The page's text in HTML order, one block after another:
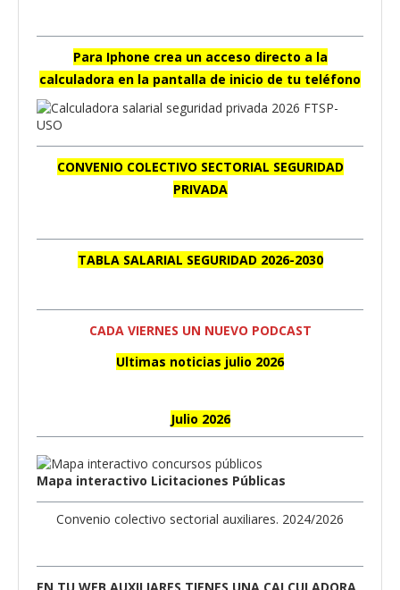
Para Iphone crea un acceso directo a la
calculadora en la pantalla de inicio de tu teléfono
CONVENIO COLECTIVO SECTORIAL SEGURIDAD
PRIVADA
TABLA SALARIAL SEGURIDAD 2026-2030
CADA VIERNES UN NUEVO PODCAST
Ultimas noticias julio 2026
Julio 2026
Mapa interactivo Licitaciones Públicas
Convenio colectivo sectorial auxiliares. 2024/2026